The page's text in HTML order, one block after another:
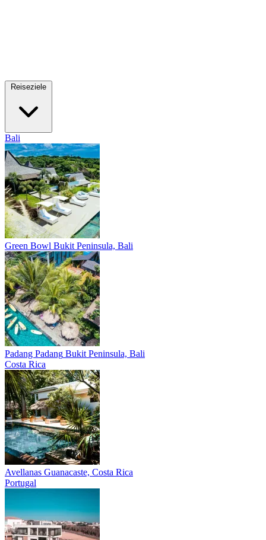
Bali
Green Bowl Bukit Peninsula, Bali
Padang Padang Bukit Peninsula, Bali
Costa Rica
Avellanas Guanacaste, Costa Rica
Portugal